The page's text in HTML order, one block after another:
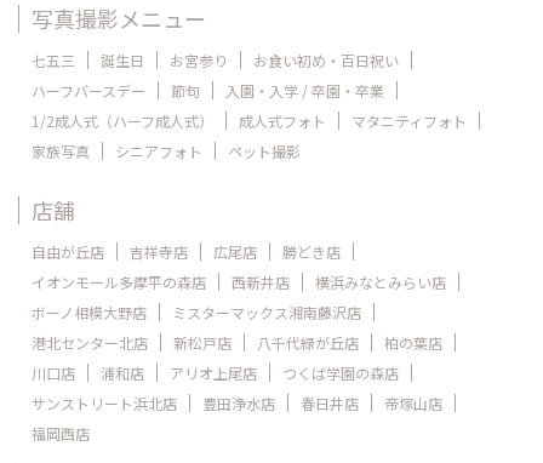
写真撮影メニュー
七五三 誕生日 お宮参り
お食い初め・百日祝い
ハーフバースデー
節句
入園・入学 / 卒園・卒業
1/2成人式（ハーフ成人式）
成人式フォト
マタニティフォト
家族写真
シニアフォト ペット撮影
店舗
自由が丘店 吉祥寺店 広尾店
勝どき店
イオンモール多摩平の森店
西新井店
横浜みなとみらい店
ボーノ相模大野店
ミスターマックス湘南藤沢店
港北センター北店
新松戸店 八千代緑が丘店
柏の葉店
川口店
浦和店 アリオ上尾店
つくば学園の森店
サンストリート浜北店
豊田浄水店 春日井店
帝塚山店
福岡西店